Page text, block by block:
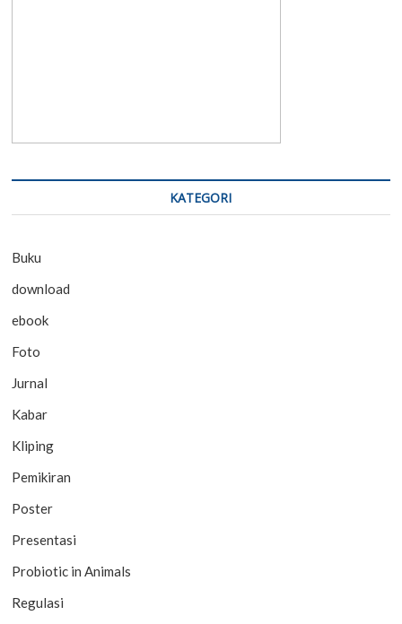
KATEGORI
Buku
download
ebook
Foto
Jurnal
Kabar
Kliping
Pemikiran
Poster
Presentasi
Probiotic in Animals
Regulasi